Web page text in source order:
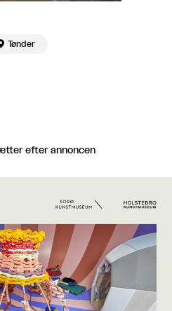
Tønder
efter annoncen